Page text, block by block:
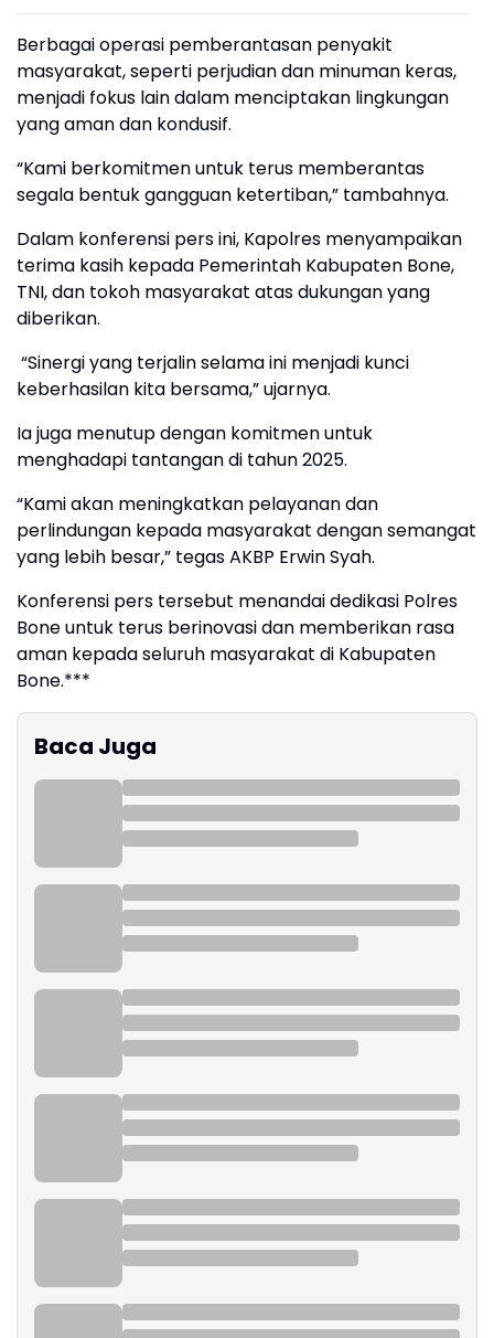
Berbagai operasi pemberantasan penyakit
masyarakat, seperti perjudian dan minuman keras,
menjadi fokus lain dalam menciptakan lingkungan
yang aman dan kondusif.
“Kami berkomitmen untuk terus memberantas
segala bentuk gangguan ketertiban,” tambahnya.
Dalam konferensi pers ini, Kapolres menyampaikan
terima kasih kepada Pemerintah Kabupaten Bone,
TNI, dan tokoh masyarakat atas dukungan yang
diberikan.
“Sinergi yang terjalin selama ini menjadi kunci
keberhasilan kita bersama,” ujarnya.
Ia juga menutup dengan komitmen untuk
menghadapi tantangan di tahun 2025.
“Kami akan meningkatkan pelayanan dan
perlindungan kepada masyarakat dengan semangat
yang lebih besar,” tegas AKBP Erwin Syah.
Konferensi pers tersebut menandai dedikasi Polres
Bone untuk terus berinovasi dan memberikan rasa
aman kepada seluruh masyarakat di Kabupaten
Bone.***
Baca Juga